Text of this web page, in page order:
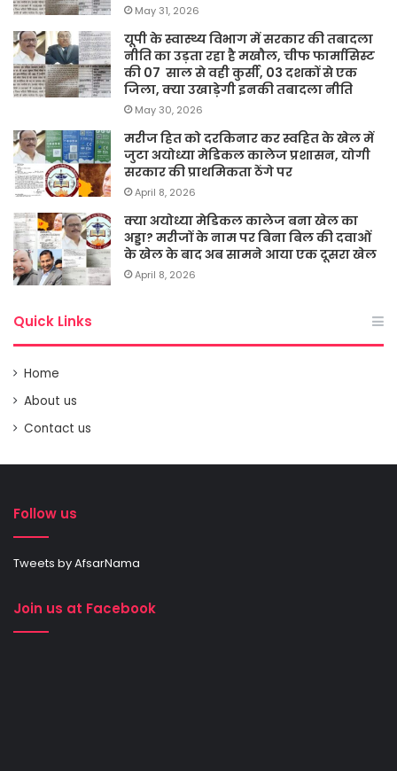
May 31, 2026
यूपी के स्वास्थ्य विभाग में सरकार की तबादला
नीति का उड़ता रहा है मखौल, चीफ फार्मासिस्ट
की 07 साल से वही कुर्सी, 03 दशकों से एक
जिला, क्या उखाड़ेगी इनकी तबादला नीति
May 30, 2026
मरीज हित को दरकिनार कर स्वहित के खेल में
जुटा अयोध्या मेडिकल कालेज प्रशासन, योगी
सरकार की प्राथमिकता ठेंगे पर
April 8, 2026
क्या अयोध्या मेडिकल कालेज बना खेल का
अड्डा? मरीजों के नाम पर बिना बिल की दवाओं
के खेल के बाद अब सामने आया एक दूसरा खेल
April 8, 2026
Quick Links
Home
About us
Contact us
Follow us
Tweets by AfsarNama
Join us at Facebook